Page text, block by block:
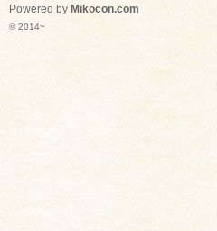
Powered by Mikocon.com
© 2014~